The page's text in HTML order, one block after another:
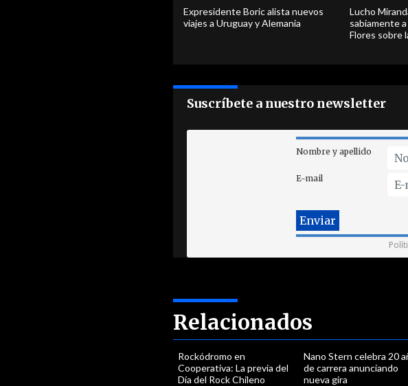
Expresidente Boric alista nuevos
viajes a Uruguay y Alemania
Lucho
sabiamente
Flores sobre
Suscríbete a nuestro newsletter
Nombre y apellido
E-mail
Relacionados
Rockódromo en
Cooperativa: La previa del
Día del Rock Chileno
Nano Stern celebra 20
de carrera anunciando
nueva gira